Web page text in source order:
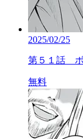
2025/02/25
第５１話 ボ
無料